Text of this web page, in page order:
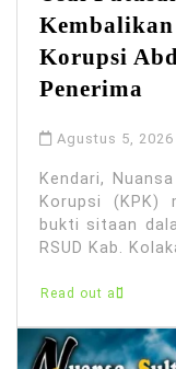
Korupsi
Penerima
Agustus 5, 2026
Kendari,
Korupsi (KPK)
bukti sitaan
RSUD Kab.
Read out all